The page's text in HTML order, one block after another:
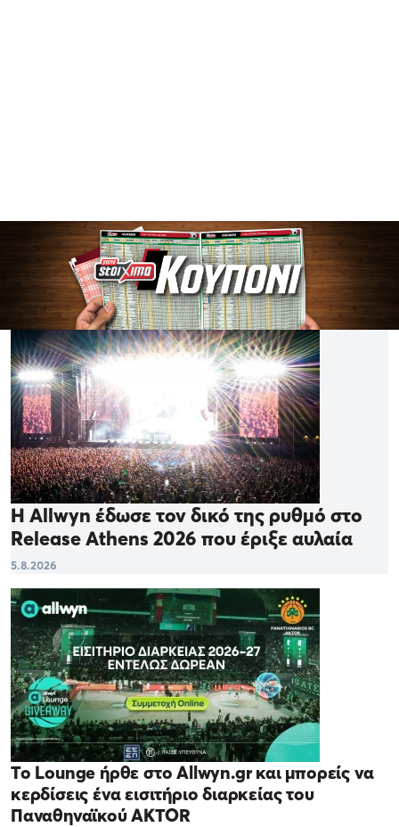
Η Allwyn έδωσε τον δικό της ρυθμό στο
Release Athens 2026 που έριξε αυλαία
5.8.2026
Το Lounge ήρθε στο Allwyn.gr και μπορείς να
κερδίσεις ένα εισιτήριο διαρκείας του
Παναθηναϊκού AKTOR